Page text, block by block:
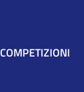
COMPETIZIONI